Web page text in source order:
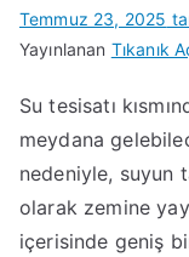
Temmuz 23, 2025
Yayınlanan Tıkanık
Su tesisatı
meydana
nedeniyle, suyun
olarak zemine
içerisinde geniş